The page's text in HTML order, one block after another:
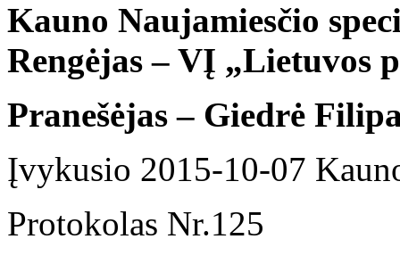
Kauno Naujamiesčio
Rengėjas – VĮ „Lietuvos
Pranešėjas – Giedrė
Įvykusio 2015-10-07
Protokolas Nr.125